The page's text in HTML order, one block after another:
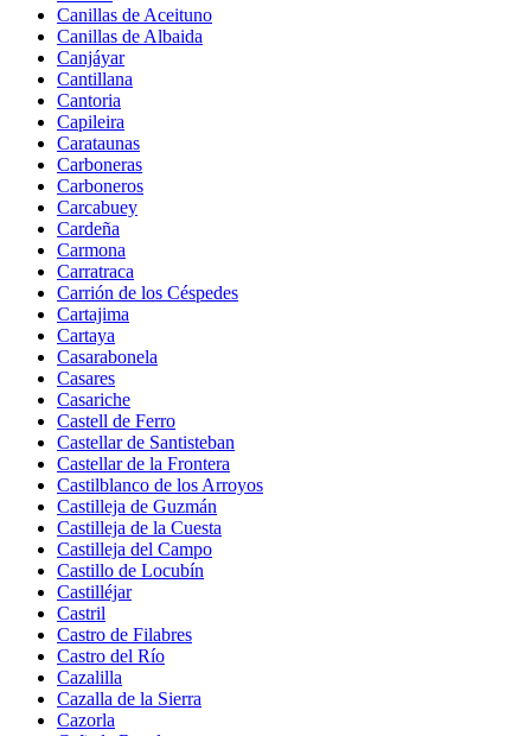
Canillas de Aceituno
Canillas de Albaida
Canjáyar
Cantillana
Cantoria
Capileira
Carataunas
Carboneras
Carboneros
Carcabuey
Cardeña
Carmona
Carratraca
Carrión de los Céspedes
Cartajima
Cartaya
Casarabonela
Casares
Casariche
Castell de Ferro
Castellar de Santisteban
Castellar de la Frontera
Castilblanco de los Arroyos
Castilleja de Guzmán
Castilleja de la Cuesta
Castilleja del Campo
Castillo de Locubín
Castilléjar
Castril
Castro de Filabres
Castro del Río
Cazalilla
Cazalla de la Sierra
Cazorla